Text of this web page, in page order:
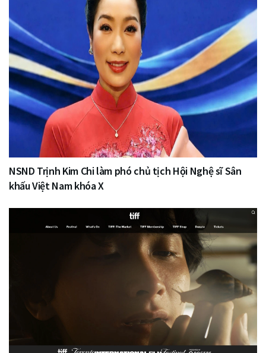
NSND Trịnh Kim Chi làm phó chủ tịch Hội Nghệ sĩ Sân
khấu Việt Nam khóa X